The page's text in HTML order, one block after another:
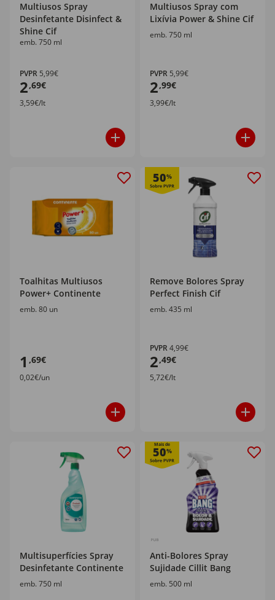
Multiusos Spray
Desinfetante Disinfect &
Shine Cif
emb. 750 ml
PVPR 5,99€
2,69€
3,59€/lt
Multiusos Spray com
Lixívia Power & Shine Cif
emb. 750 ml
PVPR 5,99€
2,99€
3,99€/lt
Toalhitas Multiusos
Power+ Continente
emb. 80 un
1 ,69€
0,02€/un
50%
Remove Bolores Spray
Perfect Finish Cif
emb. 435 ml
PVPR4,99€
2,49€
5,72€/lt
Multisuperfícies Spray
Desinfetante Continente
emb. 750 ml
Mais de
50%
Anti-Bolores Spray
Sujidade Cillit Bang
emb. 500 ml